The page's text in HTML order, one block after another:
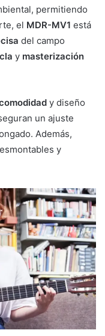
permitiendo
el MDR-MV1 está
del campo
y masterización
y diseño
un ajuste
Además,
y